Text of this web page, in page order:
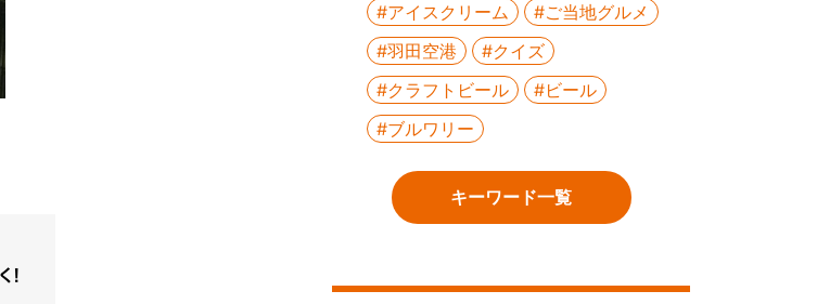
#アイスクリーム
#ご当地グルメ
#羽田空港
#クイズ
#クラフトビール
#ビール
#ブルワリー
キーワード一覧